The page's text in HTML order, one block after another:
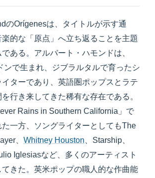
のOrígenesは、タイトルが示す通
楽的な「原点」へ立ち返ることを主題
ある。アルバート・ハモンドは、
ンで生まれ、ジブラルタルで育ったシ
ターであり、英語圏ポップスとラテ
行き来してきた稀有な存在である。
Rains in Southern California」で
一方、ソングライターとしてもThe
、 Whitney Houston、Starship、
Iglesiasなど、多くのアーティスト
きた。英米ポップの職人的な作曲能